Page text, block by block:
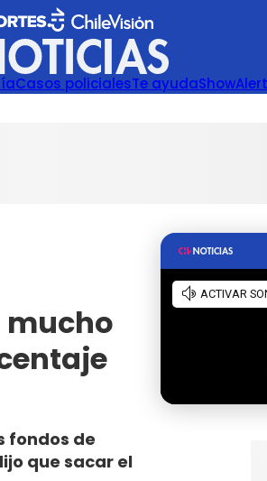
Casos policialesTe ayudaShow
mucho
fondos de
que sacar el